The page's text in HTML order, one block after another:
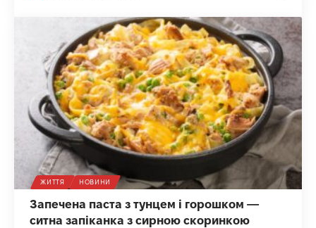
ЖИТТЯ НОВИНИ
Запечена паста з тунцем і горошком —
ситна запіканка з сирною скоринкою